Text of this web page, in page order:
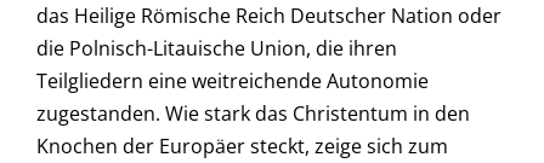
das Heilige Römische Reich Deutscher Nation oder
die Polnisch-Litauische Union, die ihren
Teilgliedern eine weitreichende Autonomie
zugestanden. Wie stark das Christentum in den
Knochen der Europäer steckt, zeige sich zum